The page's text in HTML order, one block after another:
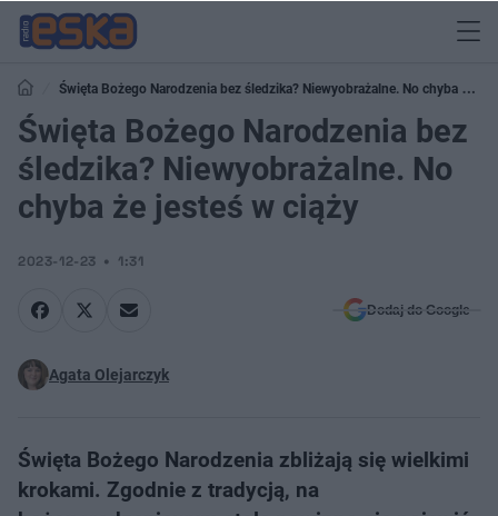
Święta Bożego Narodzenia bez śledzika? Niewyobrażalne. No chyba że
jesteś w ciąży
Święta Bożego Narodzenia bez
śledzika? Niewyobrażalne. No
chyba że jesteś w ciąży
2023-12-23 1:31
Dodaj do Google
Agata Olejarczyk
Święta Bożego Narodzenia zbliżają się wielkimi
krokami. Zgodnie z tradycją, na